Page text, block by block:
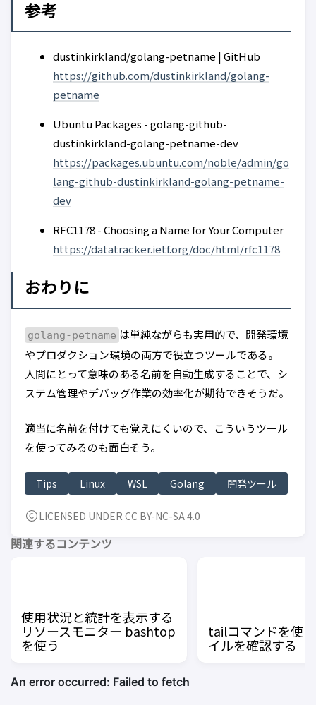
参考
dustinkirkland/golang-petname | GitHub
https://github.com/dustinkirkland/golang-
petname
Ubuntu Packages - golang-github-
dustinkirkland-golang-petname-dev
https://packages.ubuntu.com/noble/admin/go
lang-github-dustinkirkland-golang-petname-
dev
RFC1178 - Choosing a Name for Your Computer
https://datatracker.ietf.org/doc/html/rfc1178
おわりに
golang-petname は単純ながらも実用的で、開発環境
やプロダクション環境の両方で役立つツールである。
人間にとって意味のある名前を自動生成することで、シ
ステム管理やデバッグ作業の効率化が期待できそうだ。
適当に名前を付けても覚えにくいので、こういうツール
を使ってみるのも面白そう。
Tips Linux WSL Golang 開発ツール
LICENSED UNDER CC BY-NC-SA 4.0
関連するコンテンツ
使用状況と統計を表示する
リソースモニター bashtop
を使う
tailコマンドを使
イルを確認する